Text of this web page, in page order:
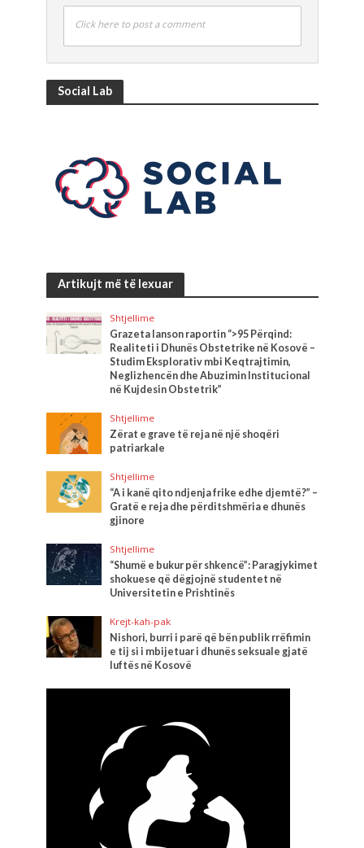
Click here to post a comment
Social Lab
Artikujt më të lexuar
Shtjellime
Grazeta lanson raportin “>95 Përqind:
Realiteti i Dhunës Obstetrike në Kosovë –
Studim Eksplorativ mbi Keqtrajtimin,
Neglizhencën dhe Abuzimin Institucional
në Kujdesin Obstetrik”
Shtjellime
Zërat e grave të reja në një shoqëri
patriarkale
Shtjellime
“A i kanë qito ndjenja frike edhe djemtë?” –
Gratë e reja dhe përditshmëria e dhunës
gjinore
Shtjellime
“Shumë e bukur për shkencë”: Paragjykimet
shokuese që dëgjojnë studentet në
Universitetin e Prishtinës
Krejt-kah-pak
Nishori, burri i parë që bën publik rrëfimin
e tij si i mbijetuar i dhunës seksuale gjatë
luftës në Kosovë